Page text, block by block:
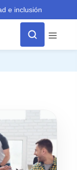
e inclusión
Menú